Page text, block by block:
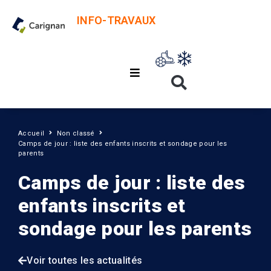
INFO-TRAVAUX
Accueil
Non classé
Camps de jour : liste des enfants inscrits et sondage pour les
parents
Camps de jour : liste des
enfants inscrits et
sondage pour les parents
Voir toutes les actualités